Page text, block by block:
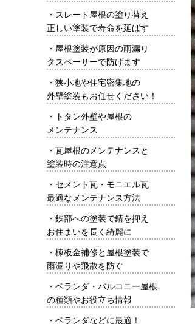
・ スレート屋根の塗り替え
正しい塗装で寿命を延ばす
・ 屋根塗装が原因の雨漏り
タスペーサーで防げます
・ 狭小地や住宅密集地の
外壁塗装もお任せください！
・
トタン外壁や屋根の
メンテナンス
・ 瓦屋根のメンテナンスと
塗装時の注意点
・ セメント瓦・モニエル瓦
最適なメンテナンス方法
・ 鉄部への塗装で錆を抑え
お住まいを長く綺麗に
・ 棟板金補修と屋根塗装で
雨漏りや飛散を防ぐ
・ ベランダ・バルコニー屋根
の種類やお役立ち情報
・ ベランダなどに最適！